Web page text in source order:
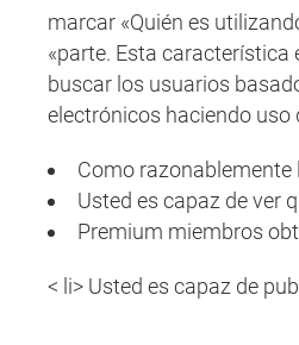
marcar «Quién es
«parte. Esta característica
buscar los usuarios
electrónicos haciendo uso
Como
Usted es capaz de ver
Premium miembros
< li> Usted es capaz de